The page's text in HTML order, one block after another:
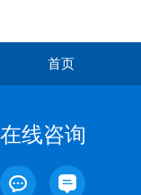
首页
在线咨询